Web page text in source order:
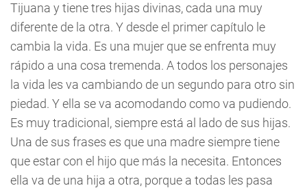
Tijuana y tiene tres hijas divinas, cada una muy
diferente de la otra. Y desde el primer capítulo le
cambia la vida. Es una mujer que se enfrenta muy
rápido a una cosa tremenda. A todos los personajes
la vida les va cambiando de un segundo para otro sin
piedad. Y ella se va acomodando como va pudiendo.
Es muy tradicional, siempre está al lado de sus hijas.
Una de sus frases es que una madre siempre tiene
que estar con el hijo que más la necesita. Entonces
ella va de una hija a otra, porque a todas les pasa